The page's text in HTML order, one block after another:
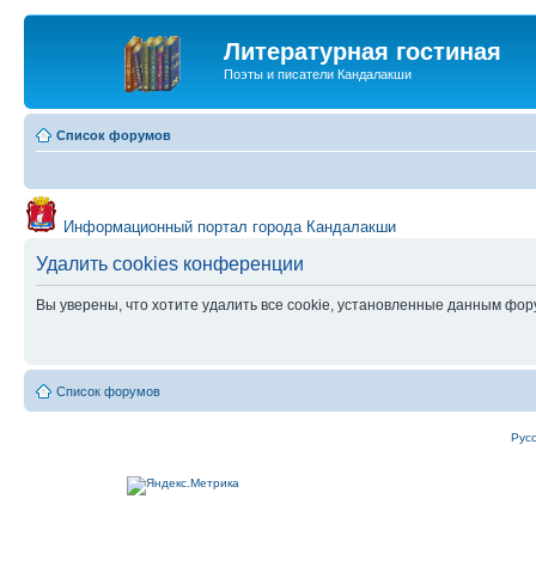
Литературная гостиная
Поэты и писатели Кандалакши
Список форумов
Информационный портал города Кандалакши
Удалить cookies конференции
Вы уверены, что хотите удалить все cookie, установленные данным
Список форумов